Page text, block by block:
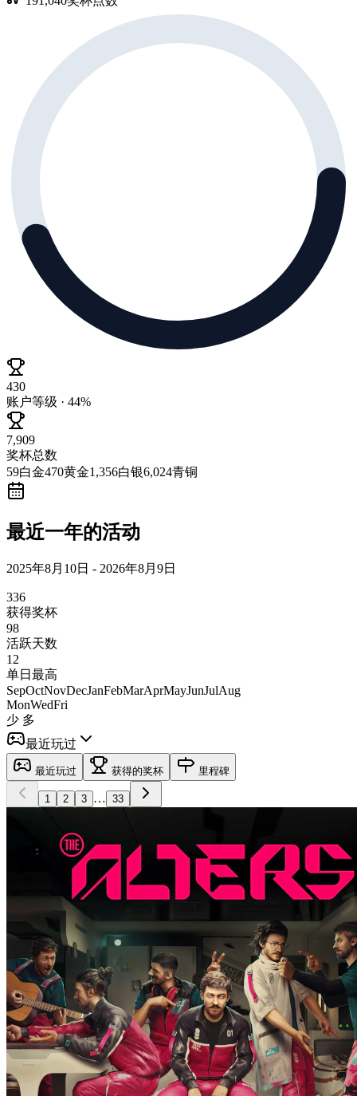
430
账户等级 · 44%
7,909
奖杯总数
59白金470黄金1,356白银6,024青铜
最近一年的活动
2025年8月10日 - 2026年8月9日
336
获得奖杯
98
活跃天数
12
单日最高
SepOctNovDecJanFebMarAprMayJunJulAug
MonWedFri
少 多
最近玩过
最近玩过 获得的奖杯 里程碑
1 2 3 … 33